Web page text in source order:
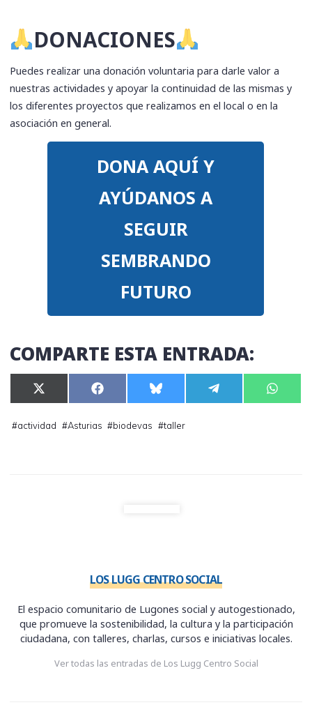
​DONACIONES
Puedes realizar una donación voluntaria para darle valor a
nuestras actividades y apoyar la continuidad de las mismas y
los diferentes proyectos que realizamos en el local o en la
asociación en general.
DONA AQUÍ Y
AYÚDANOS A
SEGUIR
SEMBRANDO
FUTURO
COMPARTE ESTA ENTRADA:
Compartir
en
X
(
w
i
Compartir
en
F
a
e
b
Compartir
en
B
l
e
s
Compartir
en
e en
h
#actividad #Asturias #biodevas #taller
LOS LUGG CENTRO SOCIAL
El espacio comunitario de Lugones social y autogestionado,
que promueve la sostenibilidad, la cultura y la participación
ciudadana, con talleres, charlas, cursos e iniciativas locales.
Ver todas las entradas de Los Lugg Centro Social